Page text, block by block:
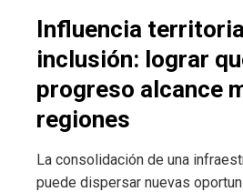
Influencia
inclusión: lograr
progreso alcance
regiones
La consolidación de una
puede dispersar nuevas